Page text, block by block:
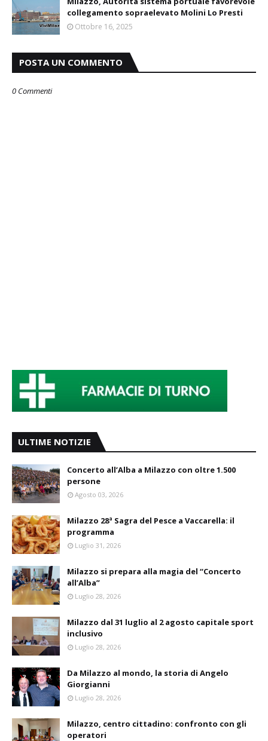
collegamento sopraelevato Molini Lo Presti
Ottobre 16, 2025
POSTA UN COMMENTO
0 Commenti
ULTIME NOTIZIE
Concerto all’Alba a Milazzo con oltre 1.500
persone
Agosto 03, 2026
Milazzo 28ª Sagra del Pesce a Vaccarella: il
programma
Luglio 31, 2026
Milazzo si prepara alla magia del “Concerto
all’Alba”
Luglio 28, 2026
Milazzo dal 31 luglio al 2 agosto capitale sport
inclusivo
Luglio 28, 2026
Da Milazzo al mondo, la storia di Angelo
Giorgianni
Luglio 28, 2026
Milazzo, centro cittadino: confronto con gli
operatori